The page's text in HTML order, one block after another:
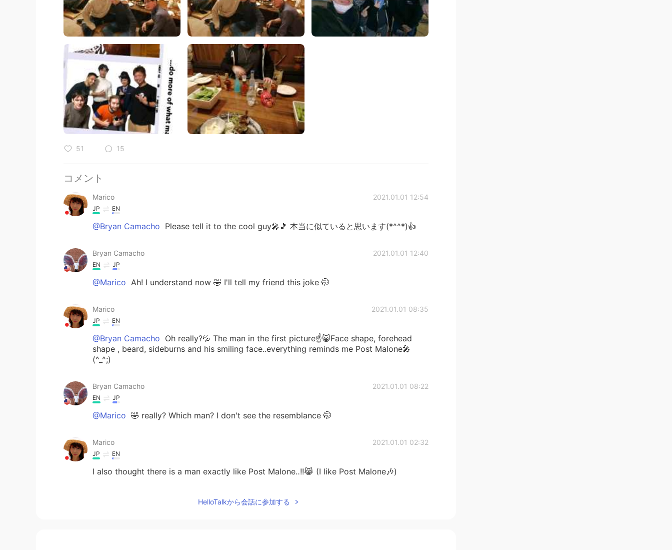
51 15
コメント
Marico 2021.01.01 12:54
JP EN
@Bryan Camacho Please tell it to the cool guy🎤🎵 本当に似ていると思います(*^^*)👍
Bryan Camacho 2021.01.01 12:40
EN JP
@Marico Ah! I understand now 🤣 I'll tell my friend this joke 🤭
Marico 2021.01.01 08:35
JP EN
@Bryan Camacho Oh really?💦 The man in the first picture☝😺Face shape, forehead
shape , beard, sideburns and his smiling face..everything reminds me Post Malone🎤
(^_^;)
Bryan Camacho 2021.01.01 08:22
EN JP
@Marico 🤣 really? Which man? I don't see the resemblance 🤭
Marico 2021.01.01 02:32
JP EN
I also thought there is a man exactly like Post Malone‥!!😹 (I like Post Malone🎶)
HelloTalkから会話に参加する